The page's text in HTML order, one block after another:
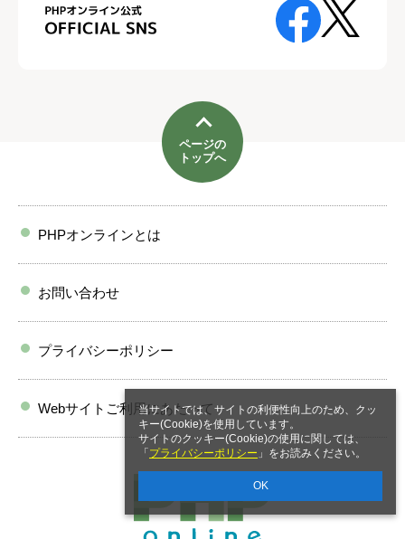
当サイトでは、サイトの利便性向上のため、クッ
キー(Cookie)を使用しています。
サイトのクッキー(Cookie)の使用に関しては、
「 プライバシーポリシー 」をお読みください。
OK
ページの
トップへ
PHPオンラインとは
お問い合わせ
プライバシーポリシー
Webサイトご利用にあたって